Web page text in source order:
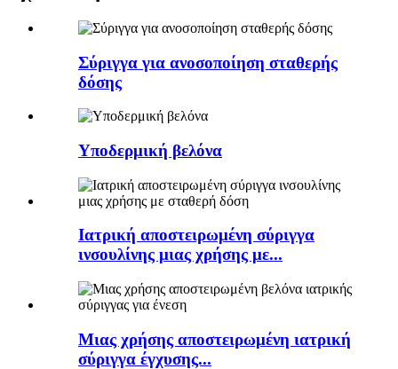
Σύριγγα για ανοσοποίηση σταθερής
δόσης
Υποδερμική βελόνα
Ιατρική αποστειρωμένη σύριγγα
ινσουλίνης μιας χρήσης με...
Μιας χρήσης αποστειρωμένη ιατρική
σύριγγα έγχυσης...